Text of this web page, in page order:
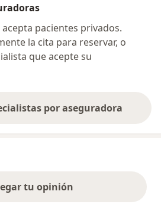
pacientes privados.
la cita para reservar, o
que acepte su
por aseguradora
tu opinión